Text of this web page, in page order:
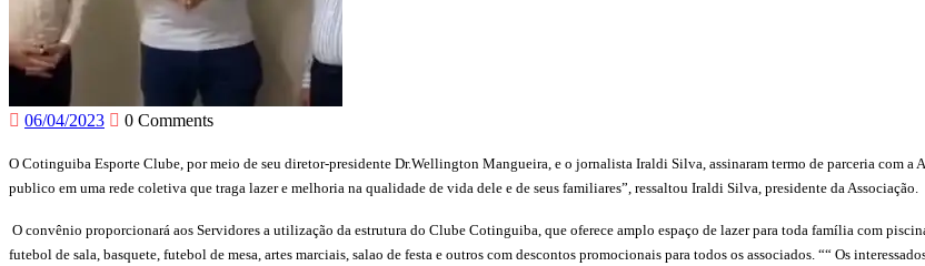
06/04/2023 0 Comments
O Cotinguiba Esporte Clube, por meio de seu diretor-presidente Dr.Wellington Mangueira, e o jornalista Iraldi Silva, assinaram termo de parceria com
publico em uma rede coletiva que traga lazer e melhoria na qualidade de vida dele e de seus familiares”, ressaltou Iraldi Silva, presidente da Associação.
O convênio proporcionará aos Servidores a utilização da estrutura do Clube Cotinguiba, que oferece amplo espaço de lazer para toda família com
futebol de sala, basquete, futebol de mesa, artes marciais, salao de festa e outros com descontos promocionais para todos os associados. ““ Os